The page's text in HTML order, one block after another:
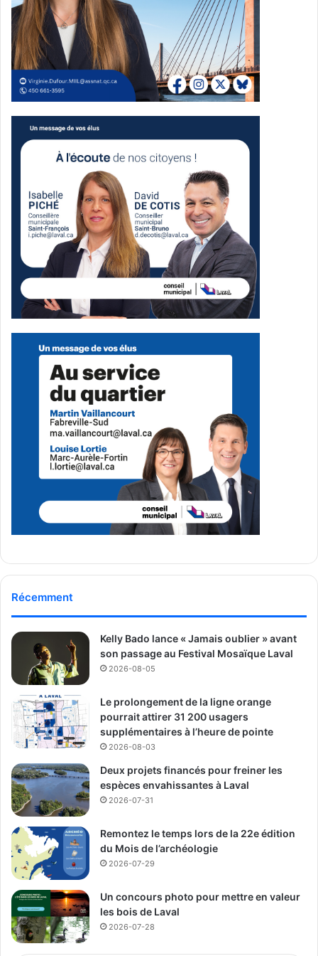
Source Guimond Construction
Un rassemblement de
partenaires et clients
Pour célébrer cette première pelletée de terre, plus de
80 personnes étaient réunies pour souligner ce jalon : la
direction de Guimond Construction, le propriétaire du site
et les représentants du Groupe XM et de Randmar, ainsi
Fontainebleau Immobilier et Labonté/Creamer, sans
oublier tous les sous‑traitants et ingénieurs ayant
contribué à la planification. L’assistance reflétait
l’importance de ce développement pour le secteur
industriel lavallois.
« Le Groupe XM et Randmar sont des clients de longue
date ; leur confiance renouvelée témoigne de la qualité
des relations que nous entretenons », a souligné
Éric Guimond. À la suite de cette pelletée de terre, l’équipe
projet se mettra immédiatement à l’œuvre afin de
prévue pour le début de l’année 2026.
Un levier pour l’économie locale
Selon eux en misant sur un emplacement à fort
achalandage, Guimond Construction et le Groupe XM
entendent stimuler l’activité économique dans l’ouest de
Laval. La nouvelle construction devrait offrir aux
entreprises un environnement de travail adapté à des
usages variés : entreposage, fabrication, distribution ou
ateliers spécialisés. Pour les investisseurs, cette courte
distance jusqu’aux grands axes routiers devrait constituer
un atout considérable, garantissant un maillage rapide
avec les marchés québécois et ontarien.
Média Laval
Récemment
Kelly Bado lance « Jamais oublier » avant
son passage au Festival Mosaïque Laval
2026-08-05
Le prolongement de la ligne orange
pourrait attirer 31 200 usagers
supplémentaires à l’heure de pointe
2026-08-03
Deux projets financés pour freiner les
espèces envahissantes à Laval
2026-07-31
Remontez le temps lors de la 22e édition
du Mois de l’archéologie
2026-07-29
Un concours photo pour mettre en valeur
les bois de Laval
2026-07-28